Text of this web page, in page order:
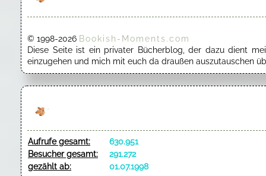
© 1998-2026 Bookish-Moments.com
Diese Seite ist ein privater Bücherblog, der dazu dient
einzugehen und mich mit euch da draußen auszutauschen
Aufrufe gesamt:
630.951
Besucher gesamt:
291.272
gezählt ab:
01.07.1998